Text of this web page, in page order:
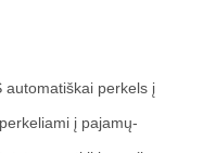
automatiškai perkels į
į pajamų-